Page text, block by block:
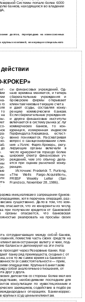
Системы попало более 6000
банков, находящихся во владении
долгов, перепродажа на комиссионных
компаний, не имующие специального
КРОКЕР»
на­
го
на
ры­
со­
су­
ко­
аб­
до
сы финансовых учреждений. Од­
нако времена меняются, и теперь
сберегательные учреждения и
брокерские фирмы открывают
клиентам чековые текущие счета
и
дают ссуды, составляя конку­
ренцию коммерческим банкам.
Если сберегательные учреждения
и
другие финансовые институты
включаются в систему рынка ус­ луг
коммерческих банков, то кон­
куренция, измеренная индексом
Герфиндала-Хиршмана, естест­
венно понижается. Рассматривая
вопрос о санкционировании слия­
ния «Уэллс Фарго-Крокер», регу­
лирующие органы включали в
число конкурентов гораздо более
широкий спектр финансовых уч­
реждений, чем это обычно дела­
ется при оценке рыночной конку­
ренции.
Источник: Frederick T. Furlong,
«The Wells Fargo-Acquisition»,
FRBSF Weekly Letter (San
Francisco, November 28, 1986).
инициативам о запрещении банков­
хотя перечень операций, раз­
существенно. Дело в том, что ком­
опасаются, что их конкуренты из числа
при получении кредитов от банковской
органы опасаются, что банковская
реагировать на просьбы своих
сотрудничающих между собой банков,
поместив часть своих средств на
иностранную валюту и чеки, под­
балансы и депонируют на эти счета
проходят через Резервные банки. Кор­
банку ряд преимуществ, сходных с от­
но в то же самое время за банком со­
(и самостоятельности — прим,
операциями. Крупные банки также
собой аналогичные отношения, от­
друг у друга.
депозитов со стороны более мел­ ких
необходимыми последним для
консультации по инвестиционным и
заемщиков, содействие в подбо­ ре
операциях. Банки-коррес­
крупных ссуд ценным клиентам.